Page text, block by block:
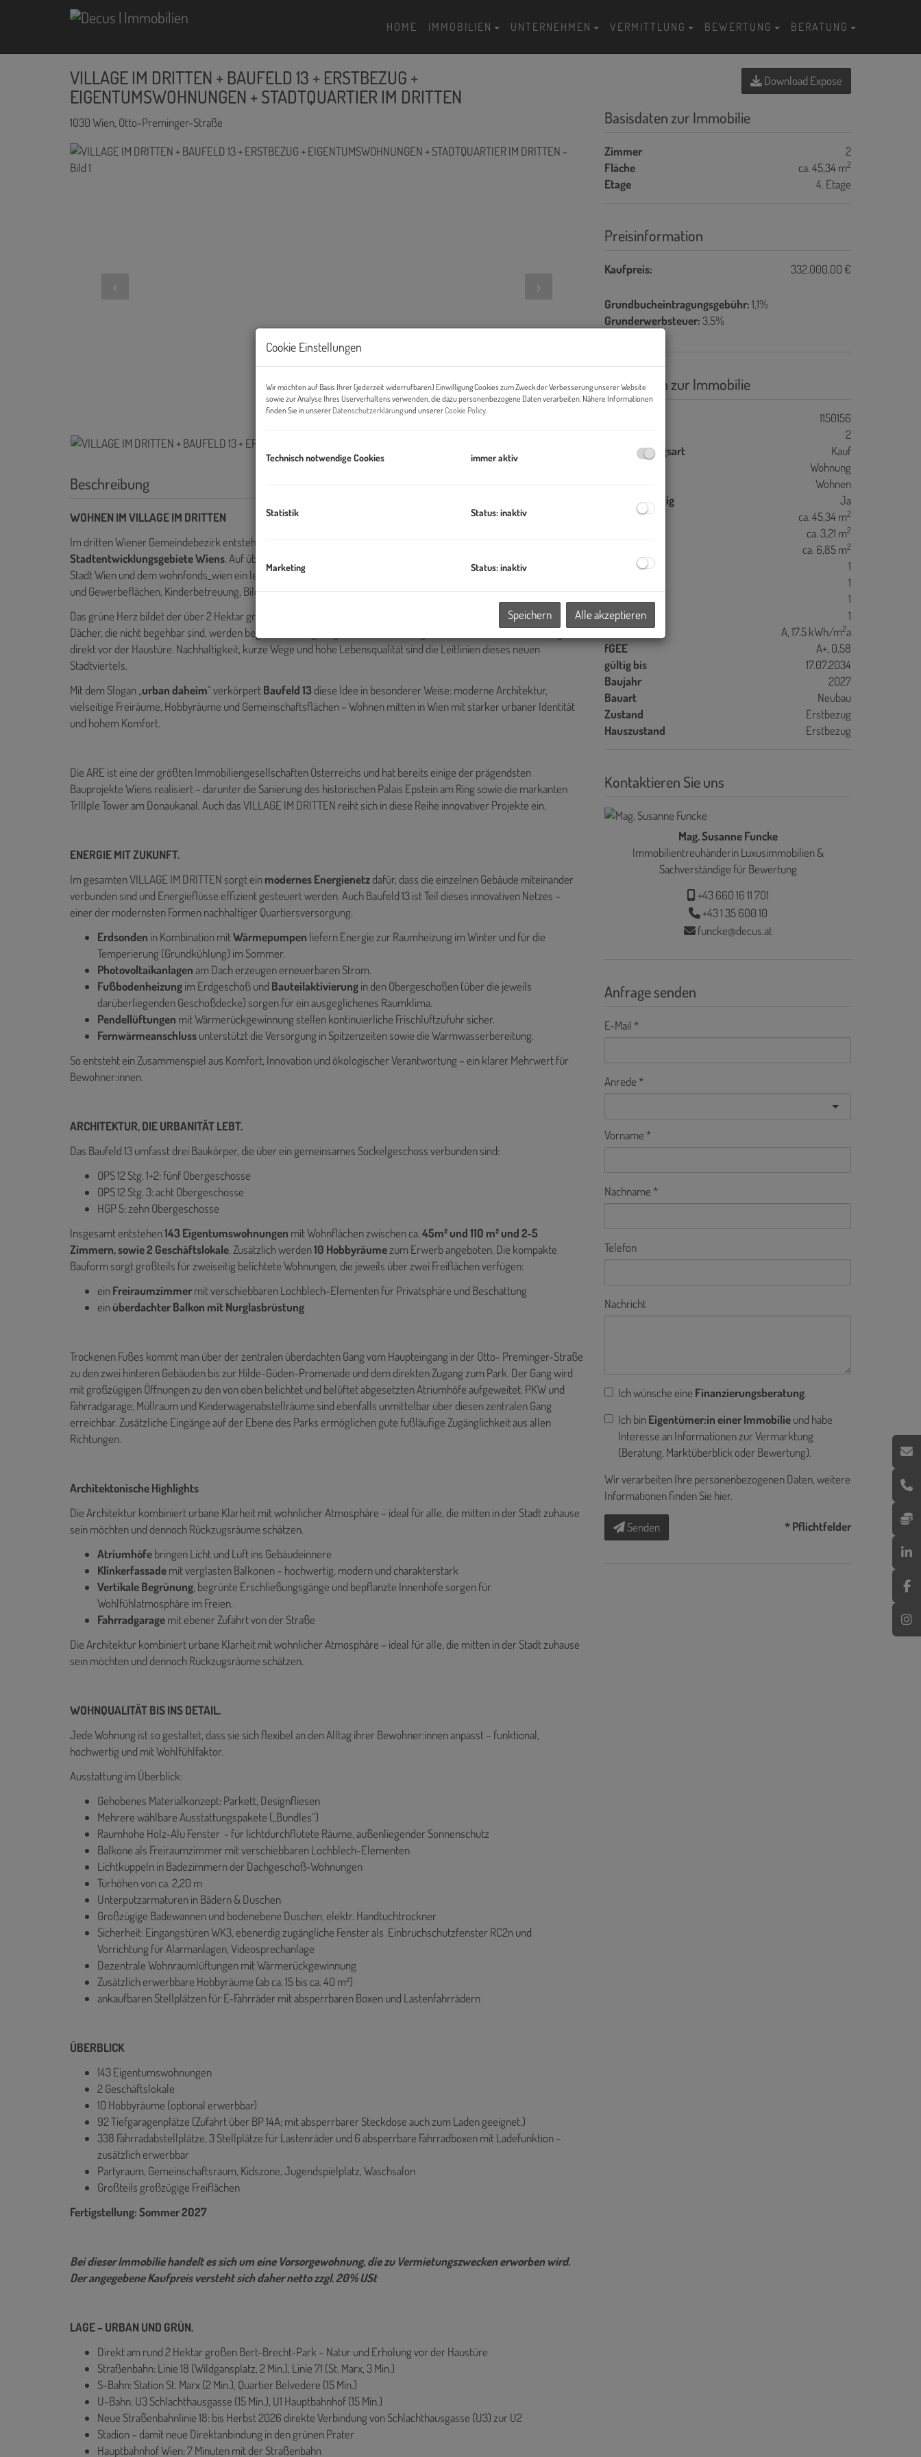
HOME IMMOBILIEN UNTERNEHMEN VERMITTLUNG BEWERTUNG BERATUNG
VILLAGE IM DRITTEN + BAUFELD 13 + ERSTBEZUG +
EIGENTUMSWOHNUNGEN + STADTQUARTIER IM DRITTEN
1030 Wien, Otto-Preminger-Straße
Beschreibung
WOHNEN IM VILLAGE IM DRITTEN
Im dritten Wiener Gemeindebezirk entsteht mit dem VILLAGE IM DRITTEN ein neues Stück Stadt –
Stadtentwicklungsgebiete Wiens. Auf über elf Hektar entwickelt die ARE Austrian Real Estate gemeinsam mit der
Stadt Wien und dem wohnfonds_wien ein lebendiges, nahezu autofreies Quartier mit rund 2.000 Wohnungen, Büro-
und Gewerbeflächen, Kinderbetreuung, Bildungseinrichtungen und Nahversorgung.
Das grüne Herz bildet der über 2 Hektar große Bert-Brecht-Park – eine Oase für Erholung, Begegnung und Spiel. Alle
Dächer, die nicht begehbar sind, werden begrünt. Sharing-Angebote, Einkaufsmöglichkeiten und Gastronomie liegen
direkt vor der Haustüre. Nachhaltigkeit, kurze Wege und hohe Lebensqualität sind die Leitlinien dieses neuen
Stadtviertels.
Mit dem Slogan „urban daheim“ verkörpertBaufeld 13diese Idee in besonderer Weise: moderne Architektur,
vielseitige Freiräume, Hobbyräume und Gemeinschaftsflächen – Wohnen mitten in Wien mit starker urbaner Identität
und hohem Komfort.
Die ARE ist eine der größten Immobiliengesellschaften Österreichs und hat bereits einige der prägendsten
Bauprojekte Wiens realisiert – darunter die Sanierung des historischen Palais Epstein am Ring sowie die markanten
TrIIIple Tower am Donaukanal. Auch das VILLAGE IM DRITTEN reiht sich in diese Reihe innovativer Projekte ein.
ENERGIE MIT ZUKUNFT.
Im gesamten VILLAGE IM DRITTEN sorgt einmodernes Energienetzdafür, dass die einzelnen Gebäude miteinander
verbunden sind und Energieflüsse effizient gesteuert werden. Auch Baufeld 13 ist Teil dieses innovativen Netzes –
einer der modernsten Formen nachhaltiger Quartiersversorgung.
Erdsonden in Kombination mitWärmepumpen liefern Energie zurRaumheizung im Winter und für die
Temperierung (Grundkühlung) im Sommer.
Photovoltaikanlagenam Dach erzeugen erneuerbaren Strom.
Fußbodenheizungim Erdgeschoß und Bauteilaktivierungin den Obergeschoßen (über die jeweils
darüberliegenden Geschoßdecke) sorgen für ein ausgeglichenes Raumklima.
Pendellüftungen mit Wärmerückgewinnung stellen kontinuierliche Frischluftzufuhr sicher.
Fernwärmeanschlussunterstützt die Versorgung in Spitzenzeiten sowie die Warmwasserbereitung.
So entsteht ein Zusammenspiel aus Komfort, Innovation und ökologischer Verantwortung – ein klarer Mehrwert für
Bewohner:innen.
ARCHITEKTUR, DIE URBANITÄT LEBT.
Das Baufeld 13 umfasst drei Baukörper, die über ein gemeinsames Sockelgeschoss verbunden sind:
OPS 12 Stg. 1+2: fünf Obergeschosse
OPS 12 Stg. 3: acht Obergeschosse
HGP 5: zehn Obergeschosse
Insgesamt entstehen143 Eigentumswohnungen mit Wohnflächen zwischen ca.45m² und 110 m² und 2-5
Zimmern, sowie 2 Geschäftslokale. Zusätzlich werden10 Hobbyräumezum Erwerb angeboten. Die kompakte
Bauform sorgt großteils für zweiseitig belichtete Wohnungen, die jeweils über zwei Freiflächen verfügen:
einFreiraumzimmermit verschiebbaren Lochblech-Elementen für Privatsphäre und Beschattung
einüberdachter Balkon mit Nurglasbrüstung
Trockenen Fußes kommt man über der zentralen überdachten Gang vom Haupteingang in der Otto- Preminger-Straße
zu den zwei hinteren Gebäuden bis zur Hilde-Güden-Promenade und dem direkten Zugang zum Park. Der Gang wird
mit großzügigen Öffnungen zu den von oben belichtet und belüftet abgesetzten Atriumhöfe aufgeweitet. PKW und
Fahrradgarage, Müllraum und Kinderwagenabstellräume sind ebenfalls unmittelbar über diesen zentralen Gang
erreichbar. Zusätzliche Eingänge auf der Ebene des Parks ermöglichen gute fußläufige Zugänglichkeit aus allen
Richtungen.
Architektonische Highlights
Die Architektur kombiniert urbane Klarheit mit wohnlicher Atmosphäre – ideal für alle, die mitten in der Stadt zuhause
sein möchten und dennoch Rückzugsräume schätzen.
Atriumhöfebringen Licht und Luft ins Gebäudeinnere
Klinkerfassademit verglasten Balkonen – hochwertig, modern und charakterstark
Vertikale Begrünung, begrünte Erschließungsgänge und bepflanzte Innenhöfe sorgen für
Wohlfühlatmosphäre im Freien.
Fahrradgaragemit ebener Zufahrt von der Straße
Die Architektur kombiniert urbane Klarheit mit wohnlicher Atmosphäre – ideal für alle, die mitten in der Stadt zuhause
sein möchten und dennoch Rückzugsräume schätzen.
WOHNQUALITÄT BIS INS DETAIL.
Jede Wohnung ist so gestaltet, dass sie sich flexibel an den Alltag ihrer Bewohner:innen anpasst – funktional,
hochwertig und mit Wohlfühlfaktor.
Ausstattung im Überblick:
Gehobenes Materialkonzept: Parkett, Designfliesen
Mehrere wählbare Ausstattungspakete („Bundles“)
Raumhohe Holz-Alu Fenster - für lichtdurchflutete Räume, außenliegender Sonnenschutz
Balkone als Freiraumzimmer mit verschiebbaren Lochblech-Elementen
Lichtkuppeln in Badezimmern der Dachgeschoß-Wohnungen
Türhöhen von ca. 2,20 m
Unterputzarmaturen in Bädern & Duschen
Großzügige Badewannen und bodenebene Duschen, elektr. Handtuchtrockner
Sicherheit: Eingangstüren WK3, ebenerdig zugängliche Fenster als Einbruchschutzfenster RC2n und
Vorrichtung für Alarmanlagen, Videosprechanlage
Dezentrale Wohnraumlüftungen mit Wärmerückgewinnung
Zusätzlich erwerbbare Hobbyräume (ab ca. 15 bis ca. 40 m²)
ankaufbaren Stellplätzen für E-Fahrräder mit absperrbaren Boxen und Lastenfahrrädern
ÜBERBLICK
143 Eigentumswohnungen
2 Geschäftslokale
10 Hobbyräume (optional erwerbbar)
92 Tiefgaragenplätze (Zufahrt über BP 14A; mit absperrbarer Steckdose auch zum Laden geeignet.)
338 Fahrradabstellplätze, 3 Stellplätze für Lastenräder und 6 absperrbare Fahrradboxen mit Ladefunktion –
zusätzlich erwerbbar
Partyraum, Gemeinschaftsraum, Kidszone, Jugendspielplatz, Waschsalon
Großteils großzügige Freiflächen
Fertigstellung: Sommer 2027
Bei dieser Immobilie handelt es sich um eine Vorsorgewohnung, die zu Vermietungszwecken erworben wird.
Der angegebene Kaufpreis versteht sich daher netto zzgl. 20% USt
LAGE – URBAN UND GRÜN.
Direkt am rund 2 Hektar großen Bert-Brecht-Park – Natur und Erholung vor der Haustüre
Straßenbahn: Linie 18 (Wildgansplatz, 2 Min.), Linie 71 (St. Marx, 3 Min.)
S-Bahn: Station St. Marx (2 Min.), Quartier Belvedere (15 Min.)
U-Bahn: U3 Schlachthausgasse (15 Min.), U1 Hauptbahnhof (15 Min.)
Neue Straßenbahnlinie 18: bis Herbst 2026 direkte Verbindung von Schlachthausgasse (U3) zur U2
Stadion – damit neue Direktanbindung in den grünen Prater
Hauptbahnhof Wien: 7 Minuten mit der Straßenbahn
Download Expose
Basisdaten zur Immobilie
Zimmer
2
Fläche
ca. 45,34 m2
Etage 4. Etage
Preisinformation
Kaufpreis: 332.000,00 €
Grundbucheintragungsgebühr:1,1%
Grunderwerbsteuer:3,5%
Basisdaten zur Immobilie
1150156
2
Vermarktungsart
Kauf
Wohnung
Wohnen
Schlüsselfertig
Ja
Wohnfläche
ca. 45,34 m2
ca. 3,21 m2
ca. 6,85 m2
1
1
Balkone
1
Keller
1
HWB
A, 17.5 kWh/m2a
fGEE
A+, 0,58
gültig bis
17.07.2034
Baujahr
2027
Bauart
Neubau
Zustand
Erstbezug
Hauszustand
Erstbezug
Kontaktieren Sie uns
Mag. Susanne Funcke
Immobilientreuhänderin Luxusimmobilien &
Sachverständige für Bewertung
+43 660 16 11 701
+43 1 35 600 10
funcke@decus.at
Anfrage senden
E-Mail
Anrede
Vorname
Nachname
Telefon
Nachricht
Ich wünsche eine Finanzierungsberatung.
Ich binEigentümer:in einer Immobilieund habe
Interesse an Informationen zur Vermarktung
(Beratung, Marktüberblick oder Bewertung).
Wir verarbeiten Ihre personenbezogenen Daten, weitere
Informationen finden Sie hier.
Senden * Pflichtfelder
Cookie Einstellungen
Wir möchten auf Basis Ihrer (jederzeit widerrufbaren) Einwilligung Cookies zum Zweck der Verbesserung unserer Website
sowie zur Analyse Ihres Userverhaltens verwenden, die dazu personenbezogene Daten verarbeiten. Nähere Informationen
finden Sie in unserer Datenschutzerklärungund unsererCookie Policy.
Technisch notwendige Cookies immer aktiv
Statistik Status: inaktiv
Marketing Status: inaktiv
Speichern Alle akzeptieren